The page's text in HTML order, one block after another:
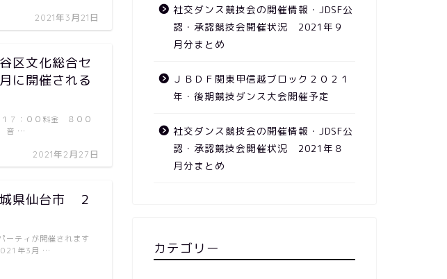
2021年3月21日
区文化総合セ
に開催される
2021年2月27日
７：００料金 ８００
音 …
県仙台市 ２
ーティが開催されます
年3月 …
社交ダンス競技会の開催情報・JDSF公
認・承認競技会開催状況 2021年９
月分まとめ
ＪＢＤＦ関東甲信越ブロック２０２１
年・後期競技ダンス大会開催予定
社交ダンス競技会の開催情報・JDSF公
認・承認競技会開催状況 2021年８
月分まとめ
カテゴリー